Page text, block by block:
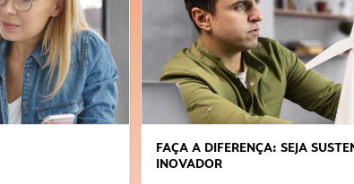
FAÇA A DIFERENÇA: SEJA
INOVADOR